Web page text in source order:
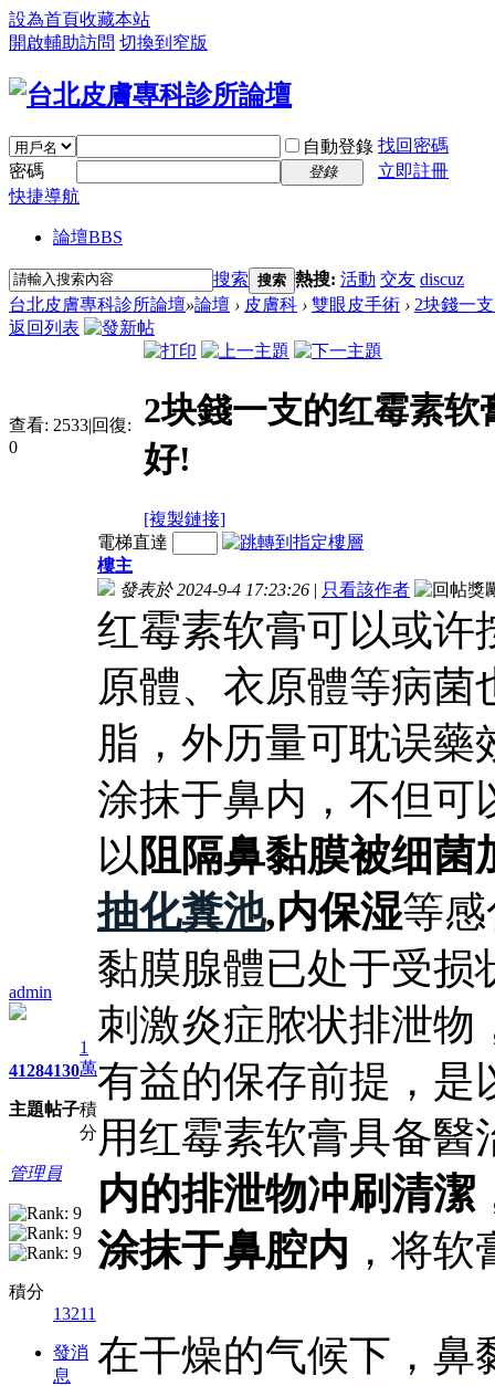
設為首頁收藏本站
開啟輔助訪問 切換到窄版
自動登錄 找回密碼
密碼
登錄
立即註冊
快捷導航
論壇BBS
搜索 搜索 熱搜: 活動 交友 discuz
台北皮膚專科診所論壇»論壇 › 皮膚科 › 雙眼皮手術 › 2块錢一
返回列表
查看: 2533|回復:
0
2块錢一支的红霉素
好!
[複製鏈接]
admin
4128
主題
4130
帖子
1
萬
積
分
管理員
積分
13211
發消
息
電梯直達
樓主
發表於 2024-9-4 17:23:26 | 只看該作者
红霉素软膏可以或许
原體、衣原體等病
脂，外历量可耽误
涂抹于鼻内，不但可
以 阻隔鼻黏膜被细菌
抽化糞池,内保湿等
黏膜腺體已处于受损
刺激炎症脓状排泄物
有益的保存前提，是
用红霉素软膏具备
内的排泄物冲刷清潔
涂抹于鼻腔内 ，将
在干燥的气候下，鼻